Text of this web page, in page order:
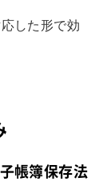
した形で効
帳簿保存法